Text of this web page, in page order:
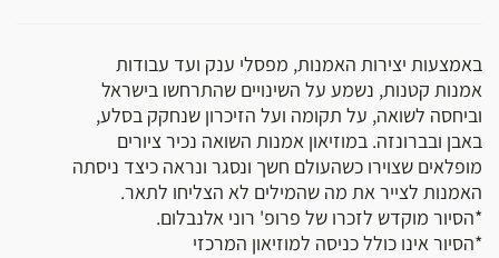
באמצעות יצירות האמנות, מפסלי ענק ועד עבודות
אמנות קטנות, נשמע על השינויים שהתרחשו בישראל
וביחסה לשואה, על תקומה ועל הזיכרון שנחקק בסלע,
באבן ובברונזה. במוזיאון אמנות השואה נכיר ציורים
מופלאים שצוירו כשהעולם חשך ונסגר ונראה כיצד ניסתה
האמנות לצייר את מה שהמילים לא הצליחו לתאר.
*הסיור מוקדש לזכרו של פרופ' רוני אלנבלום.
*הסיור אינו כולל כניסה למוזיאון המרכזי